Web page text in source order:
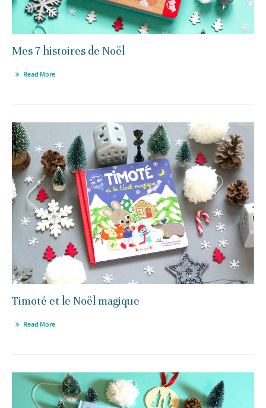
Mes 7 histoires de Noël
Read More
Timoté et le Noël magique
Read More